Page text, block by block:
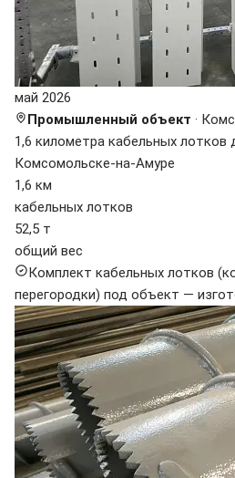
май 2026
Промышленный объект ·
1,6 километра кабельных лотков
Комсомольске-на-Амуре
1,6 км
кабельных лотков
52,5 т
общий вес
Комплект кабельных лотков
перегородки) под объект —